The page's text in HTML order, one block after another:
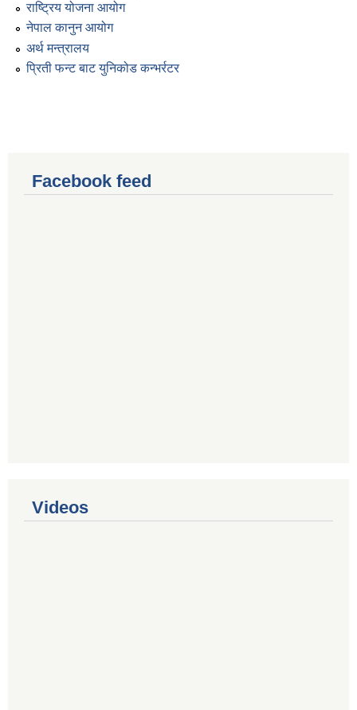
राष्ट्रिय योजना आयोग
नेपाल कानुन आयोग
अर्थ मन्त्रालय
प्रिती फन्ट बाट युनिकोड कन्भर्रटर
Facebook feed
Videos